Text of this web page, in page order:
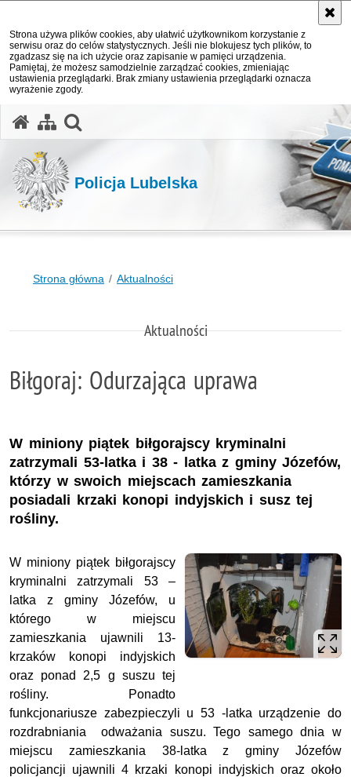
Strona używa plików cookies, aby ułatwić użytkownikom korzystanie z
serwisu oraz do celów statystycznych. Jeśli nie blokujesz tych plików, to
zgadzasz się na ich użycie oraz zapisanie w pamięci urządzenia.
Pamiętaj, że możesz samodzielnie zarządzać cookies, zmieniając
ustawienia przeglądarki. Brak zmiany ustawienia przeglądarki oznacza
wyrażenie zgody.
Policja Lubelska
Strona główna Aktualności
Aktualności
Biłgoraj: Odurzająca uprawa
W miniony piątek biłgorajscy kryminalni
zatrzymali 53-latka i 38 - latka z gminy Józefów,
którzy w swoich miejscach zamieszkania
posiadali krzaki konopi indyjskich i susz tej
rośliny.
W miniony piątek biłgorajscy
kryminalni zatrzymali 53 –
latka z gminy Józefów, u
którego w miejscu
zamieszkania ujawnili 13-
krzaków konopi indyjskich
oraz ponad 2,5 g suszu tej
rośliny. Ponadto
funkcjonariusze zabezpieczyli u 53 -latka urządzenie do
rozdrabniania odważania suszu. Tego samego dnia w
miejscu zamieszkania 38-latka z gminy Józefów
policjancji ujawnili 4 krzaki konopi indyjskich oraz około